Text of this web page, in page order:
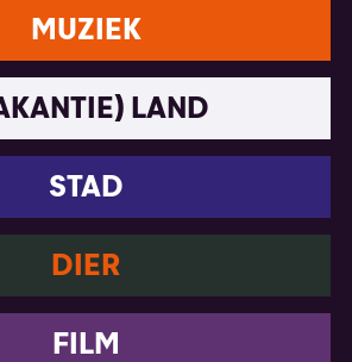
MUZIEK
LAND
STAD
DIER
FILM